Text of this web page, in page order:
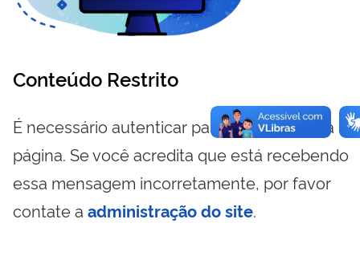
Conteúdo Restrito
É necessário autenticar para visualizar essa
página. Se você acredita que está recebendo
essa mensagem incorretamente, por favor
contate a administração do site.